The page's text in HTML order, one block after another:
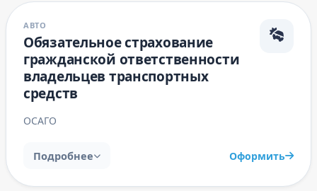
АВТО
Обязательное страхование
гражданской ответственности
владельцев транспортных
средств
ОСАГО
Подробнее Оформить